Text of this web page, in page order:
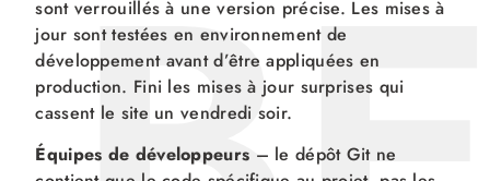
sont verrouillés à une version précise. Les mises à
jour sont testées en environnement de
développement avant d’être appliquées en
production. Fini les mises à jour surprises qui
cassent le site un vendredi soir.
Équipes de développeurs – le dépôt Git ne